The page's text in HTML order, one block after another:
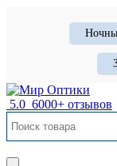
5.0 6000+ отзывов